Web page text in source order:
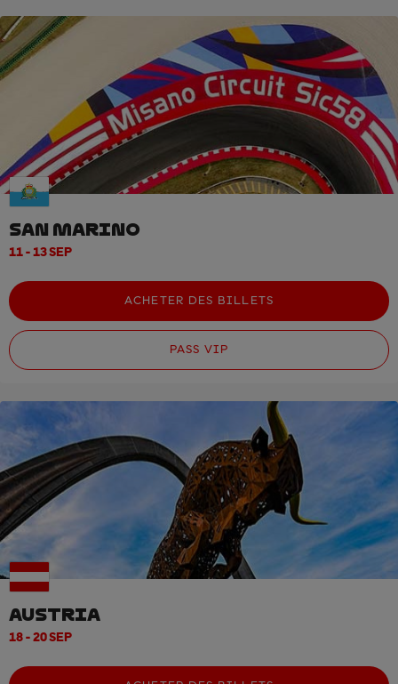
SAN MARINO
11 - 13 SEP
ACHETER DES BILLETS
PASS VIP
AUSTRIA
18 - 20 SEP